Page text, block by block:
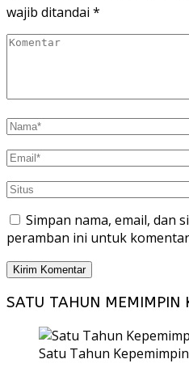
wajib ditandai *
Simpan nama, email, dan
peramban ini untuk
SATU TAHUN MEMIMPIN
Satu Tahun